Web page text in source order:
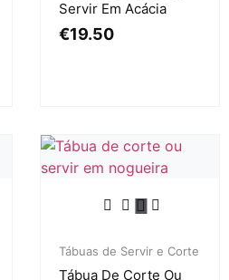
Servir Em Acácia
€19.50
Tábuas de Servir e Corte
Tábua De Corte Ou